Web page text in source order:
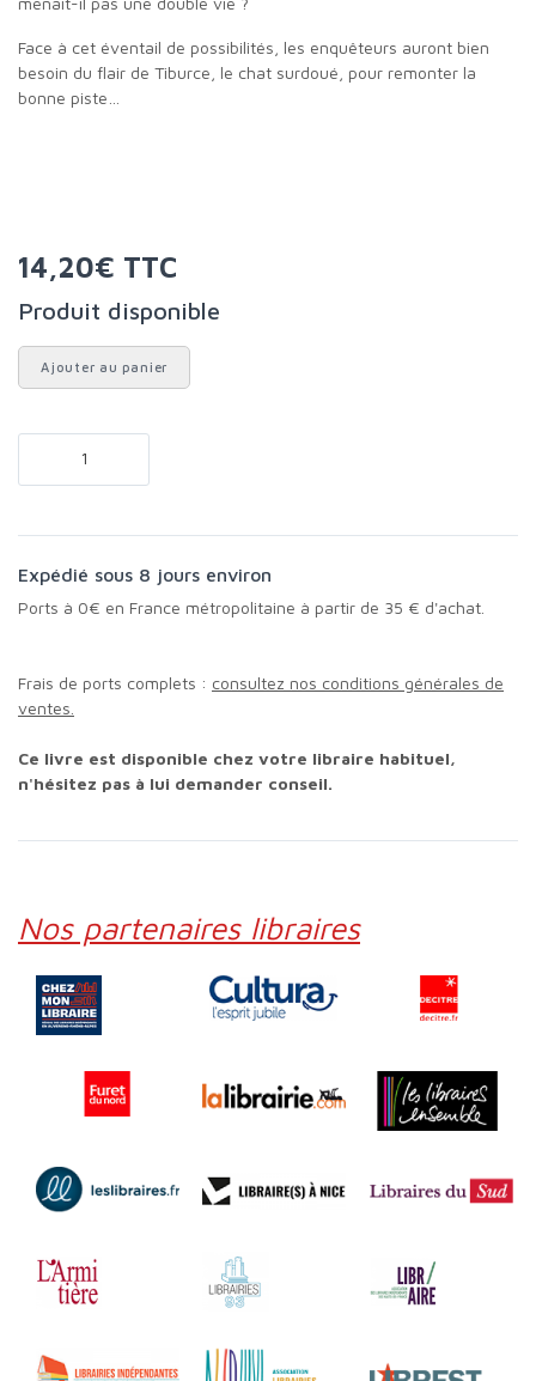
Face à cet éventail de possibilités, les enquêteurs auront bien
besoin du flair de Tiburce, le chat surdoué, pour remonter la
bonne piste…
14,20€ TTC
Produit disponible
Ajouter au panier
Expédié sous 8 jours environ
Ports à 0€ en France métropolitaine à partir de 35 € d'achat.
Frais de ports complets : consultez nos conditions générales de
ventes.
Ce livre est disponible chez votre libraire habituel,
n'hésitez pas à lui demander conseil.
Nos partenaires libraires